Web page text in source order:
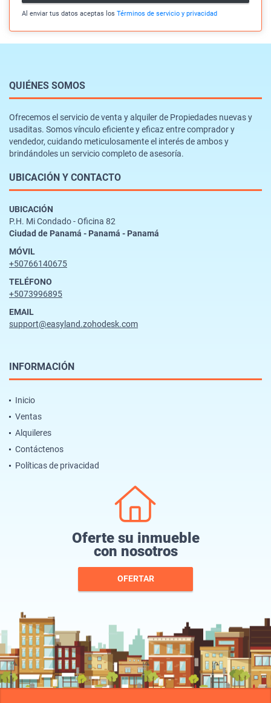
Al enviar tus datos aceptas los Términos de servicio y privacidad
QUIÉNES SOMOS
Ofrecemos el servicio de venta y alquiler de Propiedades nuevas y
usaditas. Somos vínculo eficiente y eficaz entre comprador y
vendedor, cuidando meticulosamente el interés de ambos y
brindándoles un servicio completo de asesoría.
UBICACIÓN Y CONTACTO
UBICACIÓN
P.H. Mi Condado - Oficina 82
Ciudad de Panamá - Panamá - Panamá
MÓVIL
+50766140675
TELÉFONO
+5073996895
EMAIL
support@easyland.zohodesk.com
INFORMACIÓN
Inicio
Ventas
Alquileres
Contáctenos
Políticas de privacidad
Oferte su inmueble
con nosotros
OFERTAR